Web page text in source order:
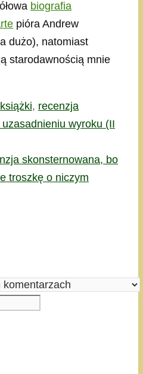
biografia
pióra Andrew
dużo), natomiast
starodawnością mnie
książki, recenzja
wyroku (II
skonsternowana, bo
troszkę o niczym